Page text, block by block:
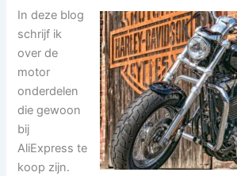
In deze blog
schrijf ik
over de
motor
onderdelen
die gewoon
bij
AliExpress te
koop zijn.